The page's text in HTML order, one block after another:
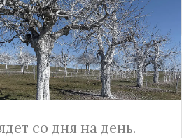
что нужно
до первых
со дня на день.